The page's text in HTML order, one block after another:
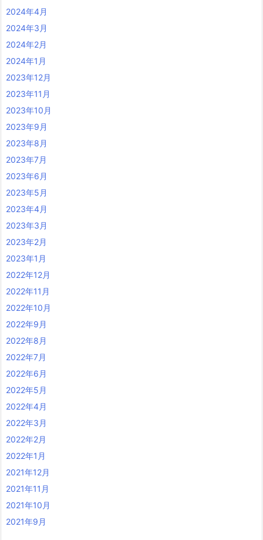
2024年4月
2024年3月
2024年2月
2024年1月
2023年12月
2023年11月
2023年10月
2023年9月
2023年8月
2023年7月
2023年6月
2023年5月
2023年4月
2023年3月
2023年2月
2023年1月
2022年12月
2022年11月
2022年10月
2022年9月
2022年8月
2022年7月
2022年6月
2022年5月
2022年4月
2022年3月
2022年2月
2022年1月
2021年12月
2021年11月
2021年10月
2021年9月